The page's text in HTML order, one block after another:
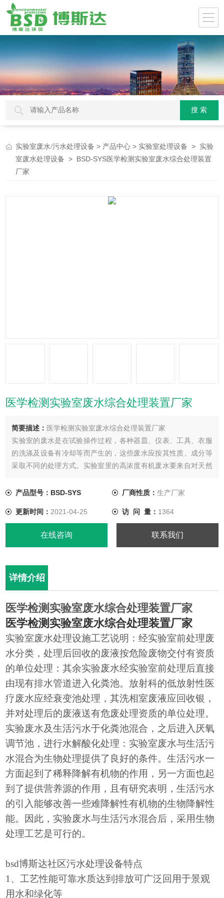
实验室废水/污水处理设备 > 产品中心 > 实验室处理设备 > 实验
室废水处理设备 > BSD-SYS医学检测实验室废水综合处理装置
厂家
医学检测实验室废水综合处理装置厂家
简要描述： 医学检测实验室废水综合处理装置厂家
实验室的废水是在试验操作过程，各种器皿、仪表、工具、衣服
的洗涤及设备有冷却等而产生的，这些废水应按其性质、成分等
采取不同的处理方式。实验室里的高浓度有机废水要来自对天然
于失效的有机试剂，具有有机物浓度高，SS高，pH值低，水质改
产品型号：BSD-SYS 厂商性质： 生产厂家
更新时间： 2021-04-25 访 问 量： 1364
在线咨询 联系我们
详情介绍
医学检测实验室废水综合处理装置厂家
医学检测实验室废水综合处理装置厂家
实验室废水处理设施工艺说明：经实验室前处理废
水分类，处理后回收的废液按危险废物交付有资质
的单位处理：其余实验废水经实验室前处理后直接
由现有排水管道进入化粪池。放射科的低放射性医
疗废水应经衰变池处理，其洗相室废液应回收银，
并对处理后的废液送有危废处理资质的单位处理。
实验废水及生活污水于化粪池混合，之后进入厌氧
调节池，进行水解酸化处理：实验室废水与生活污
水混合为生物处理提供了良好的条件。生活污水一
方面起到了稀释降解有机物的作用，另一方面也起
到了提供营养源的作用，且有研究表明，生活污水
的引入能够改善一些难降解性有机物的生物降解性
能。因此，实验废水与生活污水混合后，采用生物
处理工艺是可行的。
bsd博斯达社区污水处理设备特点
1、工艺性能可靠水质达到排放可广泛回用于景观
用水和绿化等